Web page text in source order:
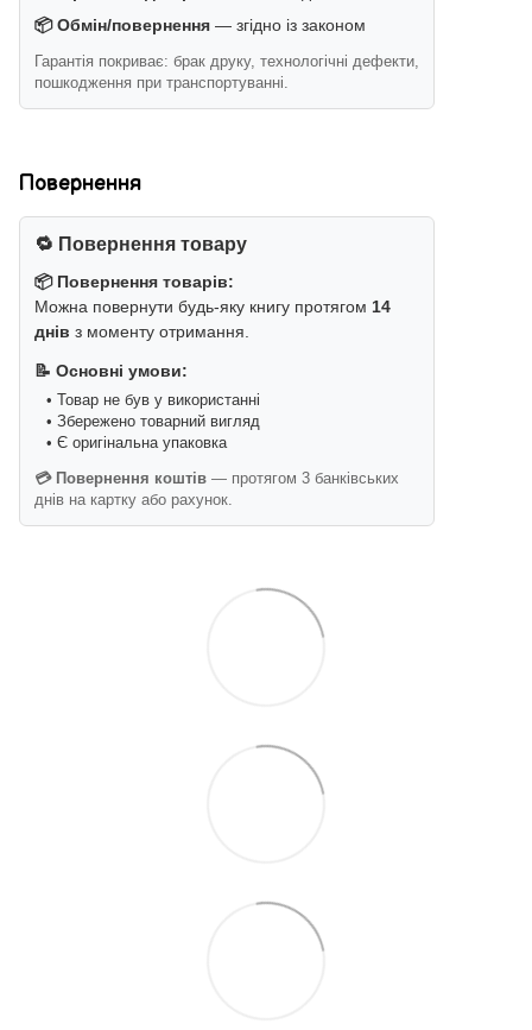
📦 Обмін/повернення — згідно із законом
Гарантія покриває: брак друку, технологічні дефекти,
пошкодження при транспортуванні.
Повернення
🔁 Повернення товару
📦 Повернення товарів:
Можна повернути будь-яку книгу протягом 14
днів з моменту отримання.
📝 Основні умови:
• Товар не був у використанні
• Збережено товарний вигляд
• Є оригінальна упаковка
💳 Повернення коштів — протягом 3 банківських
днів на картку або рахунок.